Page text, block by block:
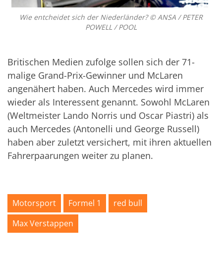
Wie entcheidet sich der Niederländer? © ANSA / PETER
POWELL / POOL
Britischen Medien zufolge sollen sich der 71-
malige Grand-Prix-Gewinner und McLaren
angenähert haben. Auch Mercedes wird immer
wieder als Interessent genannt. Sowohl McLaren
(Weltmeister Lando Norris und Oscar Piastri) als
auch Mercedes (Antonelli und George Russell)
haben aber zuletzt versichert, mit ihren aktuellen
Fahrerpaarungen weiter zu planen.
Motorsport Formel 1
red bull
Max Verstappen